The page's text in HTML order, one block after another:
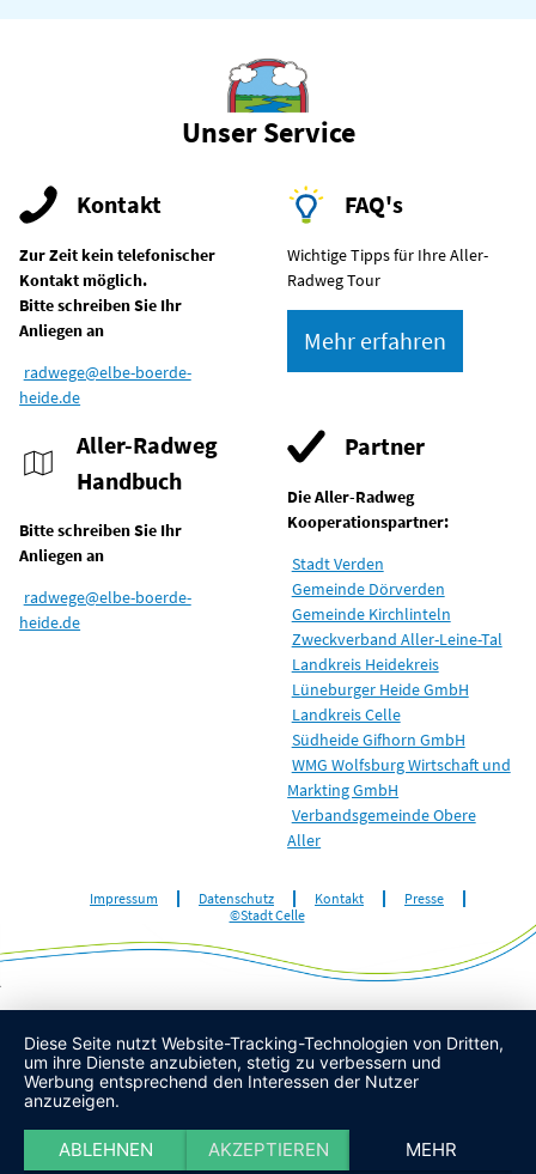
Unser Service
Kontakt
Zur Zeit kein telefonischer
Kontakt möglich.
Bitte schreiben Sie Ihr
Anliegen an
radwege@elbe-boerde-
heide.de
FAQ's
Wichtige Tipps für Ihre Aller-
Radweg Tour
Mehr erfahren
Aller-Radweg
Handbuch
Bitte schreiben Sie Ihr
Anliegen an
radwege@elbe-boerde-
heide.de
Partner
Die Aller-Radweg
Kooperationspartner:
Stadt Verden
Gemeinde Dörverden
Gemeinde Kirchlinteln
Zweckverband Aller-Leine-Tal
Landkreis Heidekreis
Lüneburger Heide GmbH
Landkreis Celle
Südheide Gifhorn GmbH
WMG Wolfsburg Wirtschaft und
Markting GmbH
Verbandsgemeinde Obere
Aller
Impressum Datenschutz Kontakt
Presse
©Stadt Celle
Diese Seite nutzt Website-Tracking-Technologien von Dritten,
um ihre Dienste anzubieten, stetig zu verbessern und
Werbung entsprechend den Interessen der Nutzer
anzuzeigen.
ABLEHNEN AKZEPTIEREN MEHR